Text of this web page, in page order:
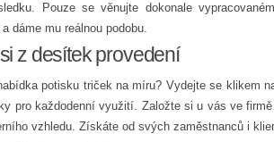
Pouze se věnujte dokonale
dáme mu reálnou podobu.
z desítek provedení
potisku triček na míru? Vydejte se klikem
pro každodenní využití. Založte si u vás ve
vzhledu. Získáte od svých zaměstnanců i